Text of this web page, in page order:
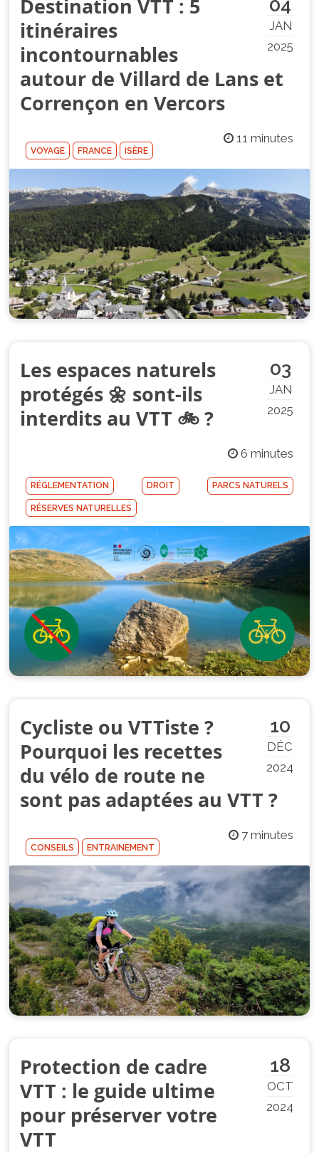
04
JAN
2025
Destination VTT : 5
itinéraires
incontournables
autour de Villard de Lans et
Corrençon en Vercors
11 minutes
VOYAGE FRANCE ISÈRE
03
JAN
2025
Les espaces naturels
protégés 🌼 sont-ils
interdits au VTT 🚲 ?
6 minutes
RÉGLEMENTATION DROIT PARCS NATURELS
RÉSERVES NATURELLES
10
DÉC
2024
Cycliste ou VTTiste ?
Pourquoi les recettes
du vélo de route ne
sont pas adaptées au VTT ?
7 minutes
CONSEILS ENTRAINEMENT
18
OCT
2024
Protection de cadre
VTT : le guide ultime
pour préserver votre
VTT